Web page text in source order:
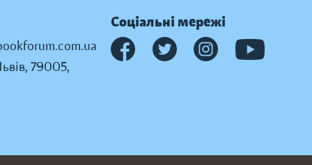
79005,
Соціальні мережі